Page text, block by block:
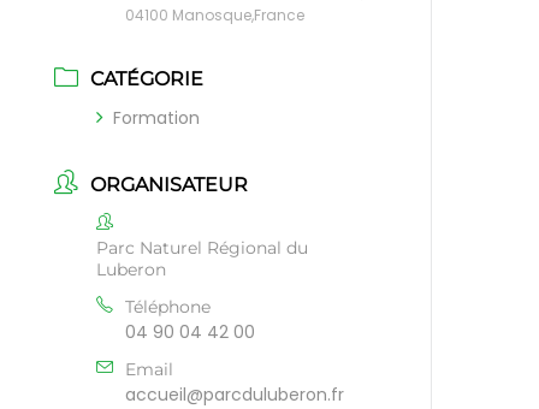
04100 Manosque,France
CATÉGORIE
Formation
ORGANISATEUR
Parc Naturel Régional du
Luberon
Téléphone
04 90 04 42 00
Email
accueil@parcduluberon.fr